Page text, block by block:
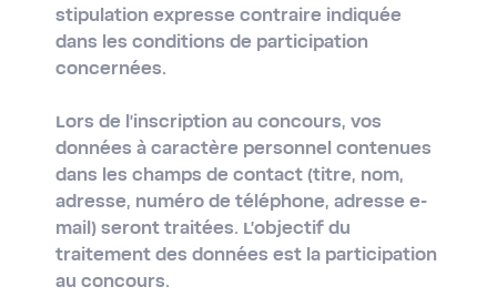
stipulation expresse contraire indiquée
dans les conditions de participation
concernées.
Lors de l'inscription au concours, vos
données à caractère personnel contenues
dans les champs de contact (titre, nom,
adresse, numéro de téléphone, adresse e-
mail) seront traitées. L'objectif du
traitement des données est la participation
au concours.